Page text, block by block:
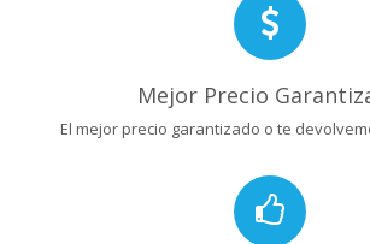
Mejor Precio
El mejor precio garantizado o te